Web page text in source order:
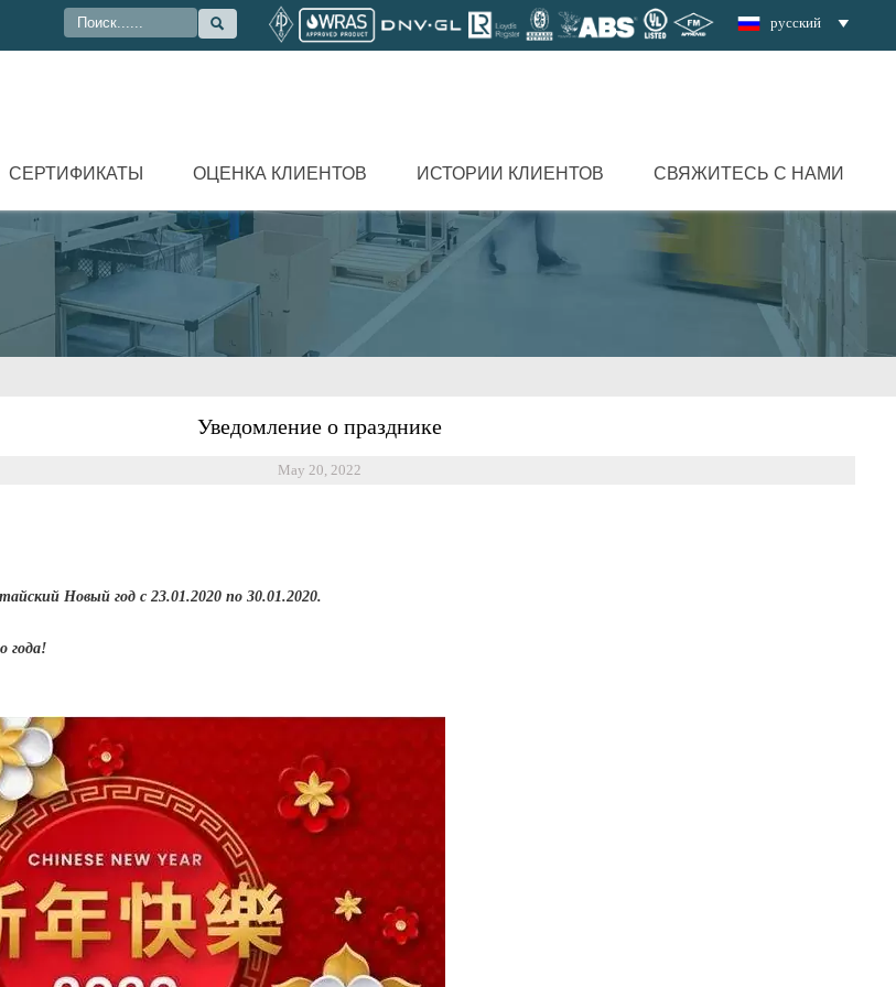
 русский 
СЕРТИФИКАТЫ ОЦЕНКА КЛИЕНТОВ ИСТОРИИ КЛИЕНТОВ СВЯЖИТЕСЬ С НАМИ
Уведомление о празднике
May 20, 2022
Новый год с 23.01.2020 по 30.01.2020.
года!